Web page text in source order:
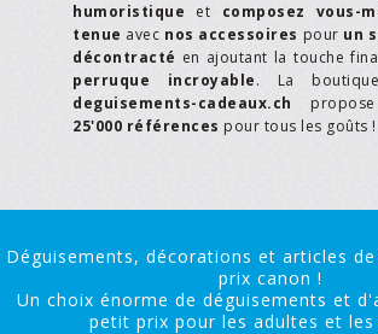
humoristique et composez vous-
tenue avec nos accessoires pour un
décontracté en ajoutant la touche
perruque incroyable. La
deguisements-cadeaux.ch
25'000 références pour tous les goûts !
Déguisements, décorations et articles
prix canon !
Un choix énorme de déguisements et
petit prix pour les adultes et les